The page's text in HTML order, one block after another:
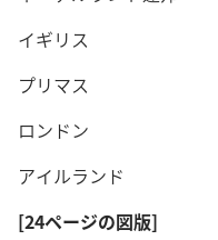
イギリス
プリマス
ロンドン
アイルランド
[24ページの図版]